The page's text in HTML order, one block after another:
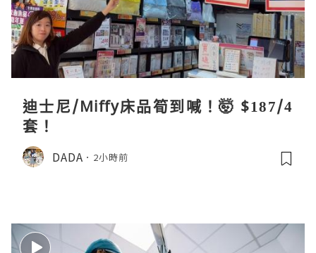
迪士尼/Miffy床品筍到喊！🤯 $187/4
套！
DADA 2小時前